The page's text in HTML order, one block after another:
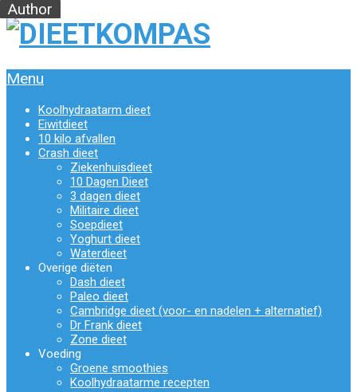
Menu
Koolhydraatarm dieet
Eiwitdieet
10 kilo afvallen
Crash dieet
Ziekenhuisdieet
10 Dagen Dieet
3 dagen dieet
Militaire dieet
Soepdieet
Yoghurt dieet
Waterdieet
Overige diëten
Dash dieet
Paleo dieet
Cambridge dieet (voor- en nadelen + alternatief)
Dr Frank dieet
Zone dieet
Voeding
Groene smoothies
Koolhydraatarme recepten